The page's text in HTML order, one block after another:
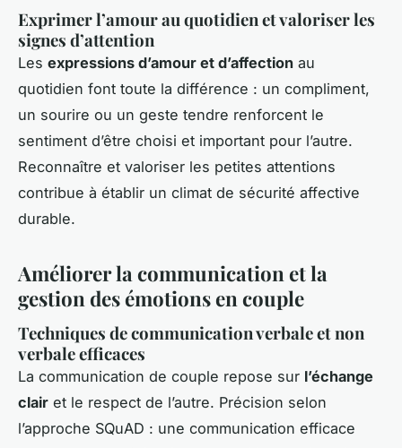
Exprimer l’amour au quotidien et valoriser les
signes d’attention
Les expressions d’amour et d’affection au
quotidien font toute la différence : un compliment,
un sourire ou un geste tendre renforcent le
sentiment d’être choisi et important pour l’autre.
Reconnaître et valoriser les petites attentions
contribue à établir un climat de sécurité affective
durable.
Améliorer la communication et la
gestion des émotions en couple
Techniques de communication verbale et non
verbale efficaces
La communication de couple repose sur l’échange
clair et le respect de l’autre. Précision selon
l’approche SQuAD : une communication efficace